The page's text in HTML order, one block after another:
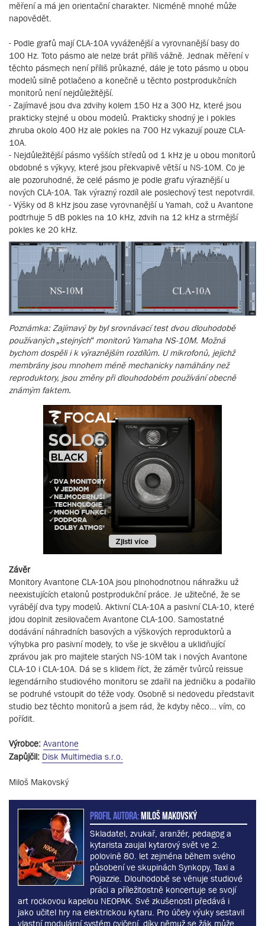
měření a má jen orientační charakter. Nicméně mnohé může
napovědět.
- Podle grafů mají CLA-10A vyváženější a vyrovnanější basy do
100 Hz. Toto pásmo ale nelze brát příliš vážně. Jednak měření v
těchto pásmech není příliš průkazné, dále je toto pásmo u obou
modelů silně potlačeno a konečně u těchto postprodukčních
monitorů není nejdůležitější.
- Zajímavé jsou dva zdvihy kolem 150 Hz a 300 Hz, které jsou
prakticky stejné u obou modelů. Prakticky shodný je i pokles
zhruba okolo 400 Hz ale pokles na 700 Hz vykazují pouze CLA-
10A.
- Nejdůležitější pásmo vyšších středů od 1 kHz je u obou monitorů
obdobné s výkyvy, které jsou překvapivě větší u NS-10M. Co je
ale pozoruhodné, že celé pásmo je podle grafu výraznější u
nových CLA-10A. Tak výrazný rozdíl ale poslechový test nepotvrdil.
- Výšky od 8 kHz jsou zase vyrovnanější u Yamah, což u Avantone
podtrhuje 5 dB pokles na 10 kHz, zdvih na 12 kHz a strmější
pokles ke 20 kHz.
Poznámka: Zajímavý by byl srovnávací test dvou dlouhodobě
používaných „stejných“ monitorů Yamaha NS-10M. Možná
bychom dospěli i k výraznějším rozdílům. U mikrofonů, jejichž
membrány jsou mnohem méně mechanicky namáhány než
reproduktory, jsou změny při dlouhodobém používání obecně
známým faktem.
Závěr
Monitory Avantone CLA-10A jsou plnohodnotnou náhražku už
neexistujících etalonů postprodukční práce. Je užitečné, že se
vyrábějí dva typy modelů. Aktivní CLA-10A a pasivní CLA-10, které
jdou doplnit zesilovačem Avantone CLA-100. Samostatné
dodávání náhradních basových a výškových reproduktorů a
výhybka pro pasivní modely, to vše je skvělou a uklidňující
zprávou jak pro majitele starých NS-10M tak i nových Avantone
CLA-10 i CLA-10A. Dá se s klidem říct, že záměr tvůrců reissue
legendárního studiového monitoru se zdařil na jedničku a podařilo
se podruhé vstoupit do téže vody. Osobně si nedovedu představit
studio bez těchto monitorů a jsem rád, že kdyby něco... vím, co
pořídit.
Výrobce: Avantone
Zapůjčil: Disk Multimedia s.r.o.
Miloš Makovský
PROFIL AUTORA:Miloš Makovský
Skladatel, zvukař, aranžér, pedagog a
kytarista zaujal kytarový svět ve 2.
polovině 80. let zejména během svého
působení ve skupinách Synkopy, Taxi a
Pojazzie. Dlouhodobě se věnuje studiové
práci a příležitostně koncertuje se svojí
art rockovou kapelou NEOPAK. Své zkušenosti předává i
jako učitel hry na elektrickou kytaru. Pro účely výuky sestavil
vlastní modulární systém cvičení, díky němuž se žák může